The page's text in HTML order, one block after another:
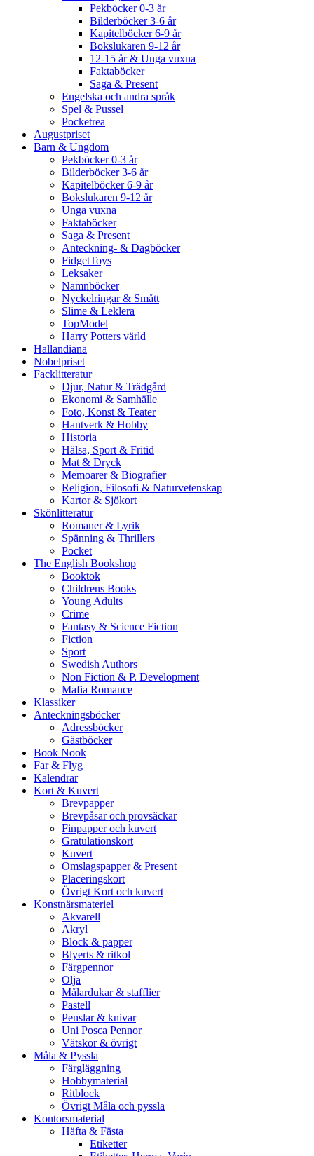
Pekböcker 0-3 år
Bilderböcker 3-6 år
Kapitelböcker 6-9 år
Bokslukaren 9-12 år
12-15 år & Unga vuxna
Faktaböcker
Saga & Present
Engelska och andra språk
Spel & Pussel
Pocketrea
Augustpriset
Barn & Ungdom
Pekböcker 0-3 år
Bilderböcker 3-6 år
Kapitelböcker 6-9 år
Bokslukaren 9-12 år
Unga vuxna
Faktaböcker
Saga & Present
Anteckning- & Dagböcker
FidgetToys
Leksaker
Namnböcker
Nyckelringar & Smått
Slime & Leklera
TopModel
Harry Potters värld
Hallandiana
Nobelpriset
Facklitteratur
Djur, Natur & Trädgård
Ekonomi & Samhälle
Foto, Konst & Teater
Hantverk & Hobby
Historia
Hälsa, Sport & Fritid
Mat & Dryck
Memoarer & Biografier
Religion, Filosofi & Naturvetenskap
Kartor & Sjökort
Skönlitteratur
Romaner & Lyrik
Spänning & Thrillers
Pocket
The English Bookshop
Booktok
Childrens Books
Young Adults
Crime
Fantasy & Science Fiction
Fiction
Sport
Swedish Authors
Non Fiction & P. Development
Mafia Romance
Klassiker
Anteckningsböcker
Adressböcker
Gästböcker
Book Nook
Far & Flyg
Kalendrar
Kort & Kuvert
Brevpapper
Brevpåsar och provsäckar
Finpapper och kuvert
Gratulationskort
Kuvert
Omslagspapper & Present
Placeringskort
Övrigt Kort och kuvert
Konstnärsmateriel
Akvarell
Akryl
Block & papper
Blyerts & ritkol
Färgpennor
Olja
Målardukar & stafflier
Pastell
Penslar & knivar
Uni Posca Pennor
Vätskor & övrigt
Måla & Pyssla
Färgläggning
Hobbymaterial
Ritblock
Övrigt Måla och pyssla
Kontorsmaterial
Häfta & Fästa
Etiketter